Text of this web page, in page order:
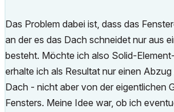
Das Problem dabei ist, dass das
an der es das Dach schneidet nur aus
besteht. Möchte ich also Solid-
erhalte ich als Resultat nur einen
Dach - nicht aber von der eigentlichen
Fensters. Meine Idee war, ob ich